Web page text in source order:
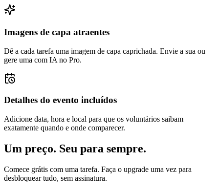
Imagens de capa atraentes
Dê a cada tarefa uma imagem de capa caprichada. Envie a sua ou
gere uma com IA no Pro.
Detalhes do evento incluídos
Adicione data, hora e local para que os voluntários saibam
exatamente quando e onde comparecer.
Um preço. Seu para sempre.
Comece grátis com uma tarefa. Faça o upgrade uma vez para
desbloquear tudo, sem assinatura.